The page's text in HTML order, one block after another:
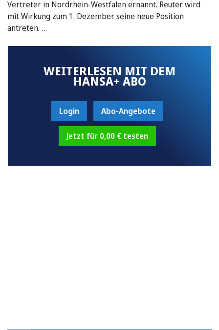
Vertreter in Nordrhein-Westfalen ernannt. Reuter wird
mit Wirkung zum 1. Dezember seine neue Position
antreten. …
WEITERLESEN MIT DEM
HANSA+ ABO
Login Abo-Angebote
Jetzt für 0,00 € testen